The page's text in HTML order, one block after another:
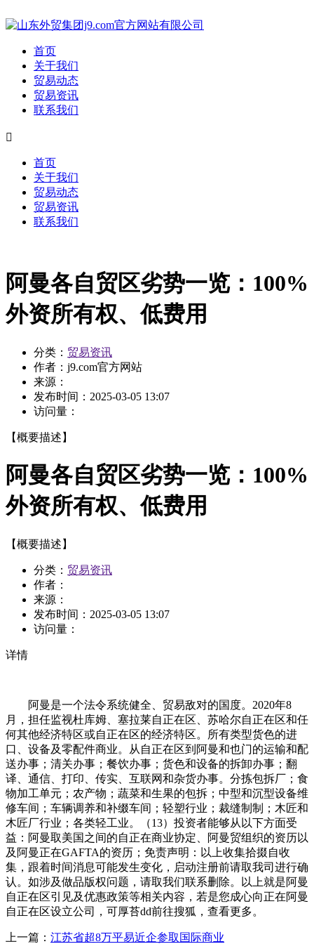
首页
关于我们
贸易动态
贸易资讯
联系我们

首页
关于我们
贸易动态
贸易资讯
联系我们
阿曼各自贸区劣势一览：100%
外资所有权、低费用
分类： 贸易资讯
作者： j9.com官方网站
来源：
发布时间： 2025-03-05 13:07
访问量：
【概要描述】
阿曼各自贸区劣势一览：100%
外资所有权、低费用
【概要描述】
分类： 贸易资讯
作者：
来源：
发布时间： 2025-03-05 13:07
访问量：
详情
阿曼是一个法令系统健全、贸易敌对的国度。2020年8
月，担任监视杜库姆、塞拉莱自正在区、苏哈尔自正在区和任
何其他经济特区或自正在区的经济特区。所有类型货色的进
口、设备及零配件商业。从自正在区到阿曼和也门的运输和配
送办事；清关办事；餐饮办事；货色和设备的拆卸办事；翻
译、通信、打印、传实、互联网和杂货办事。分拣包拆厂；食
物加工单元；农产物；蔬菜和生果的包拆；中型和沉型设备维
修车间；车辆调养和补缀车间；轻塑行业；裁缝制制；木匠和
木匠厂行业；各类轻工业。（13）投资者能够从以下方面受
益：阿曼取美国之间的自正在商业协定、阿曼贸组织的资历以
及阿曼正在GAFTA的资历；免责声明：以上收集拾掇自收
集，跟着时间消息可能发生变化，启动注册前请取我司进行确
认。如涉及做品版权问题，请取我们联系删除。以上就是阿曼
自正在区引见及优惠政策等相关内容，若是您成心向正在阿曼
自正在区设立公司，可厚苔dd前往搜狐，查看更多。
上一篇： 江苏省超8万平易近企参取国际商业